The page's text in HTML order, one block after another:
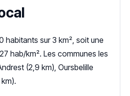
habitants sur 3 km², soit une
hab/km². Les communes les
(2,9 km), Oursbelille